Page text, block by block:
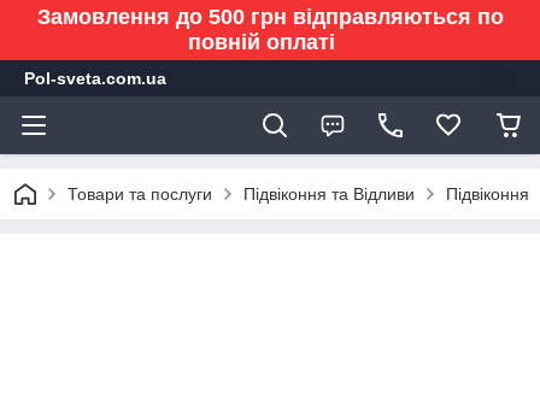
Замовлення до 500 грн відправляються по
повній оплаті
Pol-sveta.com.ua
Товари та послуги Підвіконня та Відливи Підвіконня